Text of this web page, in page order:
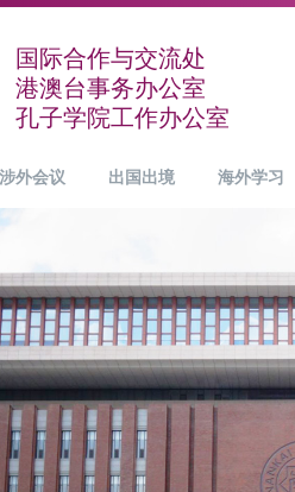
国际合作与交流处
港澳台事务办公室
孔子学院工作办公室
涉外会议 出国出境 海外学习